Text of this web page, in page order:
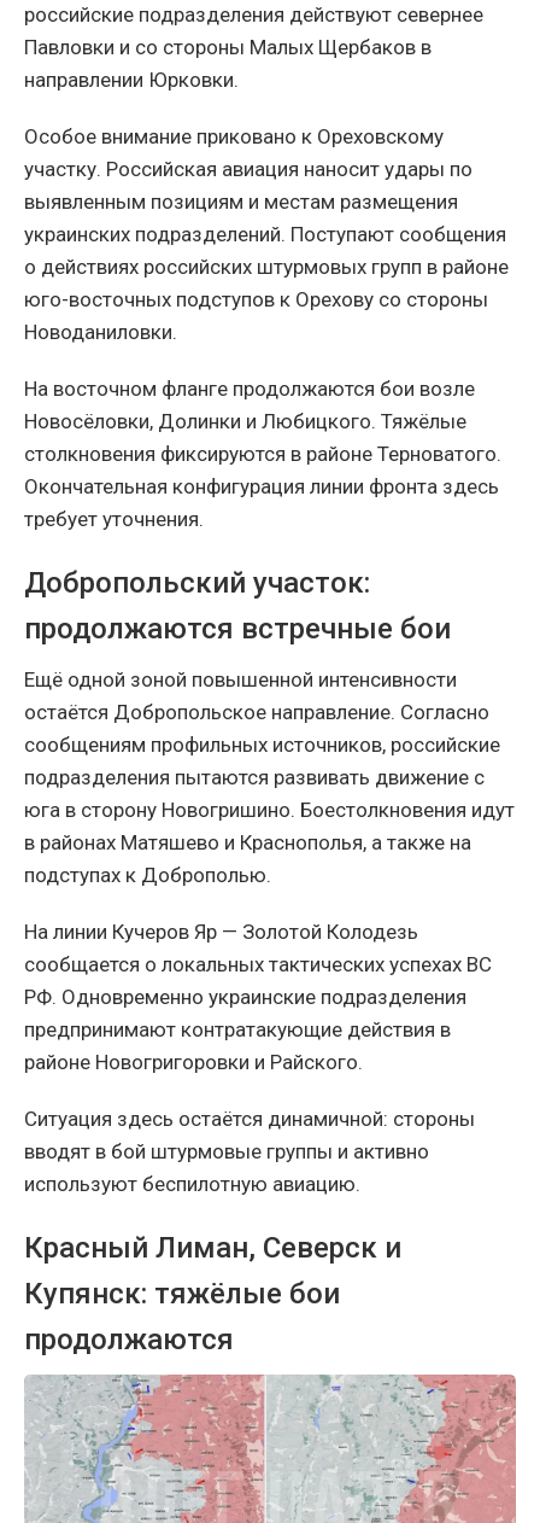
российские подразделения действуют севернее
Павловки и со стороны Малых Щербаков в
направлении Юрковки.
Особое внимание приковано к Ореховскому
участку. Российская авиация наносит удары по
выявленным позициям и местам размещения
украинских подразделений. Поступают сообщения
о действиях российских штурмовых групп в районе
юго-восточных подступов к Орехову со стороны
Новоданиловки.
На восточном фланге продолжаются бои возле
Новосёловки, Долинки и Любицкого. Тяжёлые
столкновения фиксируются в районе Терноватого.
Окончательная конфигурация линии фронта здесь
требует уточнения.
Добропольский участок:
продолжаются встречные бои
Ещё одной зоной повышенной интенсивности
остаётся Добропольское направление. Согласно
сообщениям профильных источников, российские
подразделения пытаются развивать движение с
юга в сторону Новогришино. Боестолкновения идут
в районах Матяшево и Краснополья, а также на
подступах к Доброполью.
На линии Кучеров Яр — Золотой Колодезь
сообщается о локальных тактических успехах ВС
РФ. Одновременно украинские подразделения
предпринимают контратакующие действия в
районе Новогригоровки и Райского.
Ситуация здесь остаётся динамичной: стороны
вводят в бой штурмовые группы и активно
используют беспилотную авиацию.
Красный Лиман, Северск и
Купянск: тяжёлые бои
продолжаются